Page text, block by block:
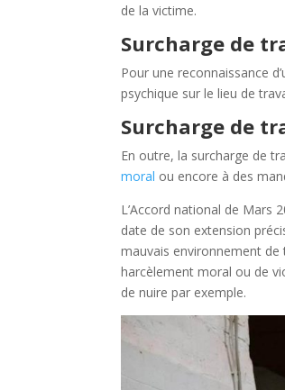
de la victime.
Surcharge de
Pour une reconnaissance
psychique sur le lieu de
Surcharge de
En outre, la surcharge de
moral ou encore à des
L’Accord national de Mars
date de son extension
mauvais environnement
harcèlement moral ou de
de nuire par exemple.